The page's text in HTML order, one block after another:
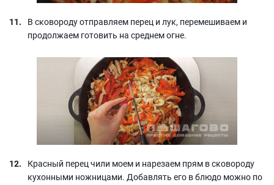
В сковороду отправляем перец и лук, перемешиваем и
продолжаем готовить на среднем огне.
Красный перец чили моем и нарезаем прям в сковороду
кухонными ножницами. Добавлять его в блюдо можно по